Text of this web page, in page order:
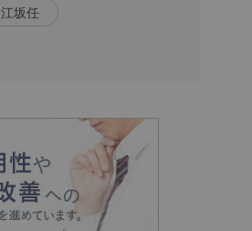
江坂任